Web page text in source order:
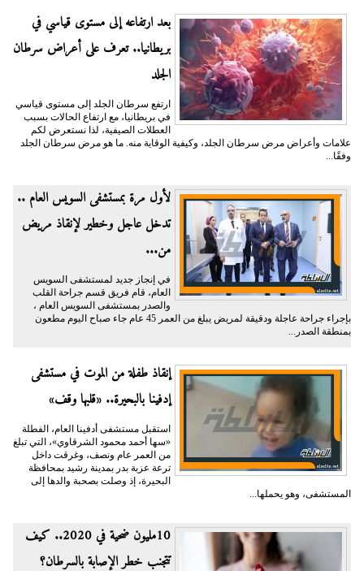
بعد ارتفاعه إلى مستوى قياسي في
بريطانيا.. تعرف على أعراض سرطان
الجلد
ارتفع سرطان الجلد إلى مستوى قياسي
في بريطانيا، مع ارتفاع الحالات بسبب
العطلات الصيفية، لذا نستعرض لكم
علامات وأعراض مرض سرطان الجلد، وكيفية الوقاية منه. ما هو مرض سرطان الجلد
وفقًا...
لأول مرة بمستشفى السويس العام ..
تدخل عاجل وخطير لإنقاذ مريض
من...
في إنجاز جديد لمستشفى السويس
العام، قام فريق قسم جراحة القلب
والصدر بمستشفى السويس العام ،
بإجراء جراحة عاجلة ودقيقة لمريض يبلغ من العمر 45 عام جاء صباح اليوم مطعون
بمنطقة الصدر...
إنقاذ طفلة من الموت في مستشفى
إدفينا بالبحيرة.. «قلبها وقف»
استقبل مستشفى أدفينا العام، الفطلة
«سها أحمد محمود الشرقاوي»، التي تبلغ
من العمر عام ونصف، وغرقت داخل
ترعة عزبة بدر بمدينة رشيد بمحافظة
البحيرة، إذ وصلت بصحبة والدها إلى
المستشفى، وهو يحملها...
10مليون ضحية في 2020.. كيف
تتجنب خطر الإصابة بالسرطان؟